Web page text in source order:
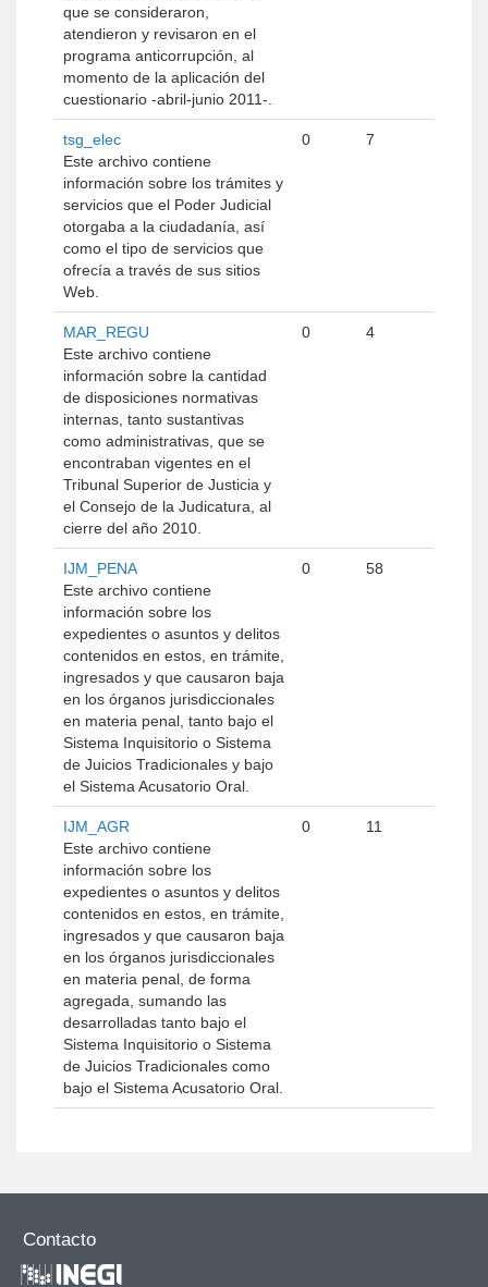
que se consideraron,
atendieron y revisaron en el
programa anticorrupción, al
momento de la aplicación del
cuestionario -abril-junio 2011-.
tsg_elec
Este archivo contiene
información sobre los trámites y
servicios que el Poder Judicial
otorgaba a la ciudadanía, así
como el tipo de servicios que
ofrecía a través de sus sitios
Web.
0 7
MAR_REGU
Este archivo contiene
información sobre la cantidad
de disposiciones normativas
internas, tanto sustantivas
como administrativas, que se
encontraban vigentes en el
Tribunal Superior de Justicia y
el Consejo de la Judicatura, al
cierre del año 2010.
0 4
IJM_PENA
Este archivo contiene
información sobre los
expedientes o asuntos y delitos
contenidos en estos, en trámite,
ingresados y que causaron baja
en los órganos jurisdiccionales
en materia penal, tanto bajo el
Sistema Inquisitorio o Sistema
de Juicios Tradicionales y bajo
el Sistema Acusatorio Oral.
0 58
IJM_AGR
Este archivo contiene
información sobre los
expedientes o asuntos y delitos
contenidos en estos, en trámite,
ingresados y que causaron baja
en los órganos jurisdiccionales
en materia penal, de forma
agregada, sumando las
desarrolladas tanto bajo el
Sistema Inquisitorio o Sistema
de Juicios Tradicionales como
bajo el Sistema Acusatorio Oral.
0 11
Contacto